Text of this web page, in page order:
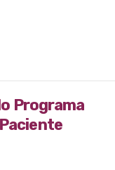
Programa